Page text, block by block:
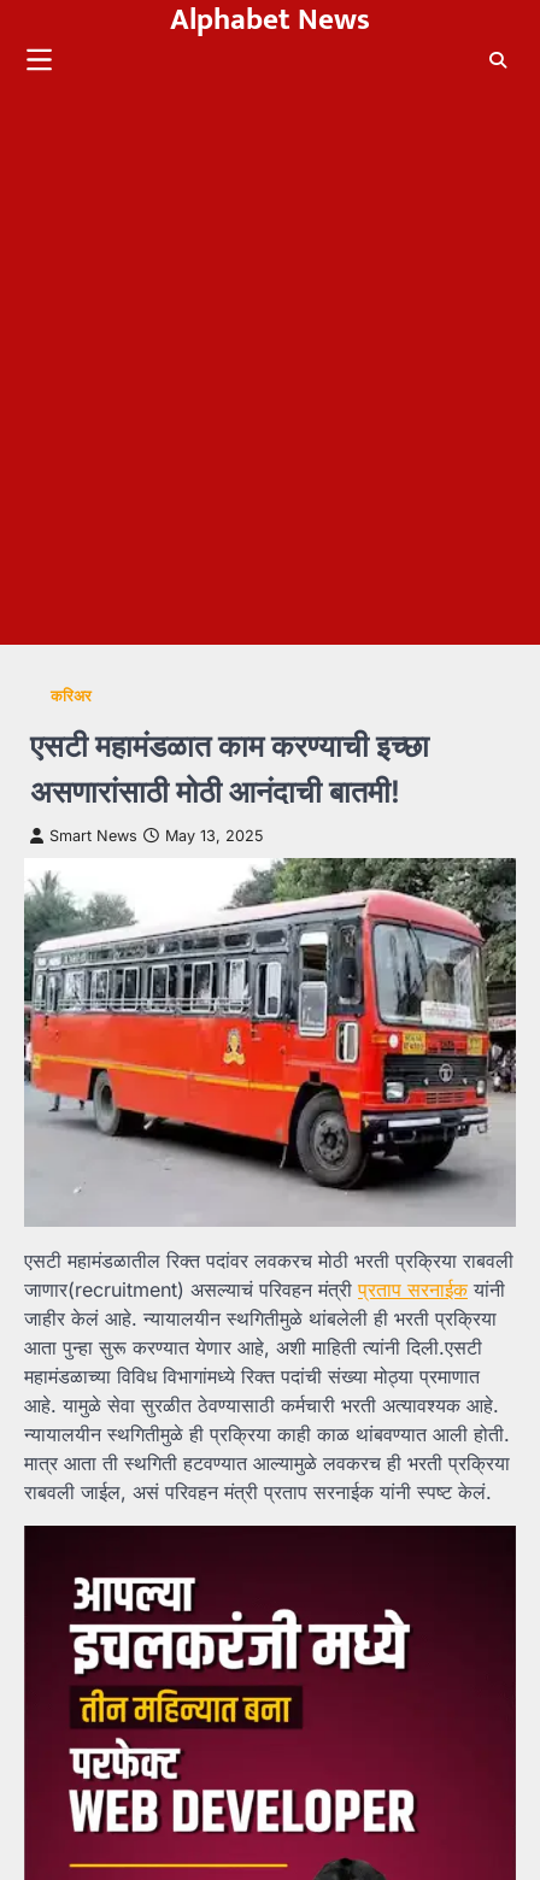
content
Alphabet News
करिअर
एसटी महामंडळात काम करण्याची इच्छा
असणारांसाठी मोठी आनंदाची बातमी!
Smart News May 13, 2025
एसटी महामंडळातील रिक्त पदांवर लवकरच मोठी भरती प्रक्रिया राबवली
जाणार(recruitment) असल्याचं परिवहन मंत्रीप्रताप सरनाईकयांनी
जाहीर केलं आहे. न्यायालयीन स्थगितीमुळे थांबलेली ही भरती प्रक्रिया
आता पुन्हा सुरू करण्यात येणार आहे, अशी माहिती त्यांनी दिली.एसटी
महामंडळाच्या विविध विभागांमध्ये रिक्त पदांची संख्या मोठ्या प्रमाणात
आहे. यामुळे सेवा सुरळीत ठेवण्यासाठी कर्मचारी भरती अत्यावश्यक आहे.
न्यायालयीन स्थगितीमुळे ही प्रक्रिया काही काळ थांबवण्यात आली होती.
मात्र आता ती स्थगिती हटवण्यात आल्यामुळे लवकरच ही भरती प्रक्रिया
राबवली जाईल, असं परिवहन मंत्री प्रताप सरनाईक यांनी स्पष्ट केलं.